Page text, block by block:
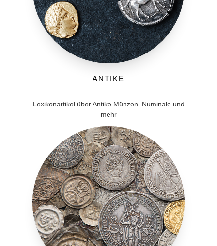
Antike
Lexikonartikel über Antike Münzen, Numinale und
mehr